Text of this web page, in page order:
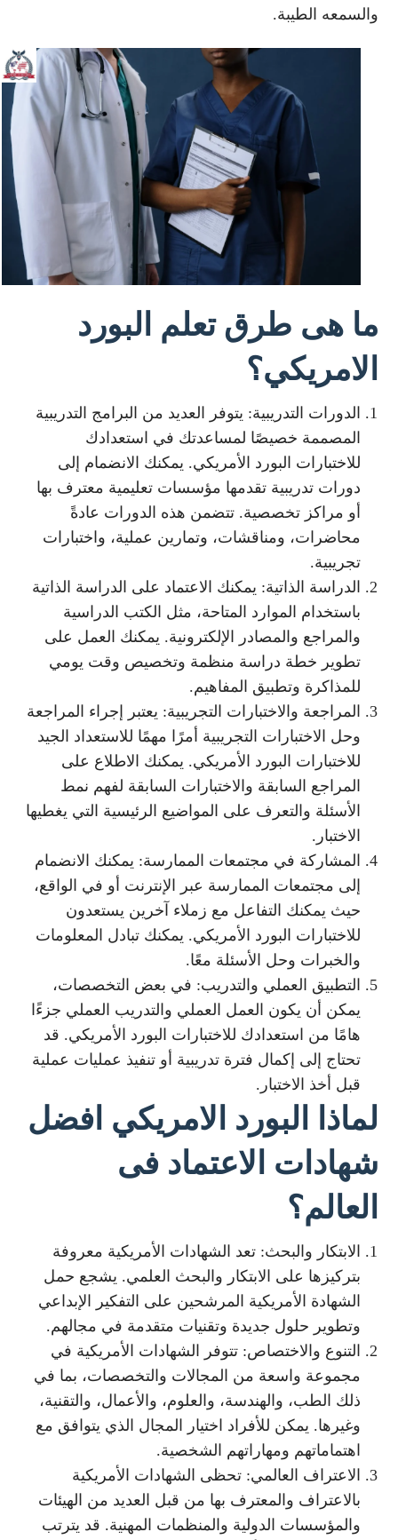
والسمعه الطيبة.
ما هى طرق تعلم البورد
الامريكي؟
الدورات التدريبية: يتوفر العديد من البرامج التدريبية
المصممة خصيصًا لمساعدتك في استعدادك
للاختبارات البورد الأمريكي. يمكنك الانضمام إلى
دورات تدريبية تقدمها مؤسسات تعليمية معترف بها
أو مراكز تخصصية. تتضمن هذه الدورات عادةً
محاضرات، ومناقشات، وتمارين عملية، واختبارات
تجريبية.
الدراسة الذاتية: يمكنك الاعتماد على الدراسة الذاتية
باستخدام الموارد المتاحة، مثل الكتب الدراسية
والمراجع والمصادر الإلكترونية. يمكنك العمل على
تطوير خطة دراسة منظمة وتخصيص وقت يومي
للمذاكرة وتطبيق المفاهيم.
المراجعة والاختبارات التجريبية: يعتبر إجراء المراجعة
وحل الاختبارات التجريبية أمرًا مهمًا للاستعداد الجيد
للاختبارات البورد الأمريكي. يمكنك الاطلاع على
المراجع السابقة والاختبارات السابقة لفهم نمط
الأسئلة والتعرف على المواضيع الرئيسية التي يغطيها
الاختبار.
المشاركة في مجتمعات الممارسة: يمكنك الانضمام
إلى مجتمعات الممارسة عبر الإنترنت أو في الواقع،
حيث يمكنك التفاعل مع زملاء آخرين يستعدون
للاختبارات البورد الأمريكي. يمكنك تبادل المعلومات
والخبرات وحل الأسئلة معًا.
التطبيق العملي والتدريب: في بعض التخصصات،
يمكن أن يكون العمل العملي والتدريب العملي جزءًا
هامًا من استعدادك للاختبارات البورد الأمريكي. قد
تحتاج إلى إكمال فترة تدريبية أو تنفيذ عمليات عملية
قبل أخذ الاختبار.
لماذا البورد الامريكي افضل
شهادات الاعتماد فى
العالم؟
الابتكار والبحث: تعد الشهادات الأمريكية معروفة
بتركيزها على الابتكار والبحث العلمي. يشجع حمل
الشهادة الأمريكية المرشحين على التفكير الإبداعي
وتطوير حلول جديدة وتقنيات متقدمة في مجالهم.
التنوع والاختصاص: تتوفر الشهادات الأمريكية في
مجموعة واسعة من المجالات والتخصصات، بما في
ذلك الطب، والهندسة، والعلوم، والأعمال، والتقنية،
وغيرها. يمكن للأفراد اختيار المجال الذي يتوافق مع
اهتماماتهم ومهاراتهم الشخصية.
الاعتراف العالمي: تحظى الشهادات الأمريكية
بالاعتراف والمعترف بها من قبل العديد من الهيئات
والمؤسسات الدولية والمنظمات المهنية. قد يترتب